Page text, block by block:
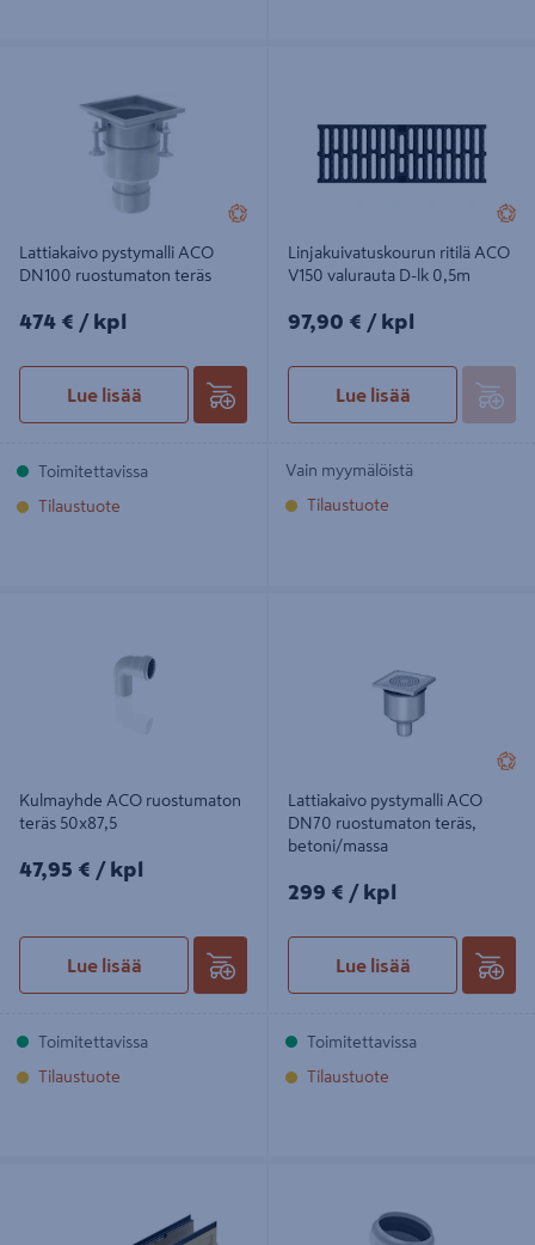
Lattiakaivo pystymalli ACO
DN100 ruostumaton teräs
474€/kpl
474 € / kpl
Lue lisää
Toimitettavissa
Tilaustuote
Linjakuivatuskourun ritilä ACO
V150 valurauta D-lk 0,5m
97,90€/kpl
97,90 € / kpl
Lue lisää
Vain myymälöistä
Tilaustuote
Kulmayhde ACO ruostumaton
teräs 50x87,5
47,95€/kpl
47,95 € / kpl
Lue lisää
Toimitettavissa
Tilaustuote
Lattiakaivo pystymalli ACO
DN70 ruostumaton teräs,
betoni/massa
299€/kpl
299 € / kpl
Lue lisää
Toimitettavissa
Tilaustuote